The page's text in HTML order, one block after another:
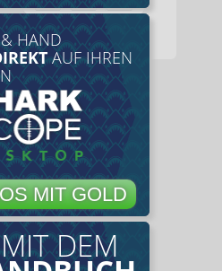
& HAND
AUF IHREN
MIT GOLD
DEM